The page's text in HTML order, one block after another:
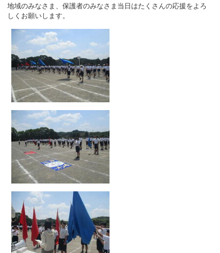
地域のみなさま、保護者のみなさま当日はたくさんの応援をよろ
しくお願いします。